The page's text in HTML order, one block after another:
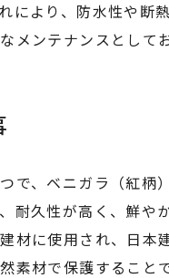
により、防水性や断
メンテナンスとして
で、ベニガラ（紅柄
耐久性が高く、鮮や
材に使用され、日
素材で保護すること